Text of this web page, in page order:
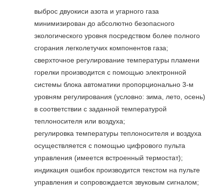
выброс двуокиси азота и угарного газа
минимизирован до абсолютно безопасного
экологического уровня посредством более полного
сгорания легколетучих компонентов газа;
сверхточное регулирование температуры пламени
горелки производится с помощью электронной
системы блока автоматики пропорционально 3-м
уровням регулирования (условно: зима, лето, осень)
в соответствии с заданной температурой
теплоносителя или воздуха;
регулировка температуры теплоносителя и воздуха
осуществляется с помощью цифрового пульта
управления (имеется встроенный термостат);
индикация ошибок производится текстом на пульте
управления и сопровождается звуковым сигналом;